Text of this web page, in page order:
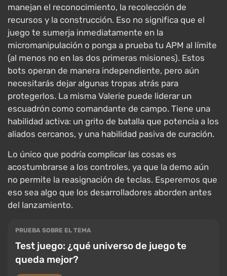
manejan el reconocimiento, la recolección de
recursos y la construcción. Eso no significa que el
juego te sumerja inmediatamente en la
micromanipulación o ponga a prueba tu APM al límite
(al menos no en las dos primeras misiones). Estos
bots operan de manera independiente, pero aún
necesitarás dejar algunas tropas atrás para
protegerlos. La misma Valerie puede liderar un
escuadrón como comandante de campo. Tiene una
habilidad activa: un grito de batalla que potencia a los
aliados cercanos, y una habilidad pasiva de curación.
Lo único que podría complicar las cosas es
acostumbrarse a los controles, ya que la demo aún
no permite la reasignación de teclas. Esperemos que
eso sea algo que los desarrolladores aborden antes
del lanzamiento.
PRUEBA SOBRE EL TEMA
Test juego: ¿qué universo de juego te
queda mejor?